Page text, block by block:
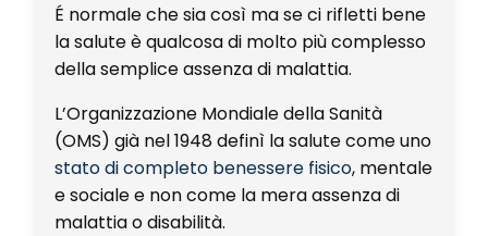
É normale che sia così ma se ci rifletti bene
la salute è qualcosa di molto più complesso
della semplice assenza di malattia.
L’Organizzazione Mondiale della Sanità
(OMS) già nel 1948 definì la salute come uno
stato di completo benessere fisico, mentale
e sociale e non come la mera assenza di
malattia o disabilità.